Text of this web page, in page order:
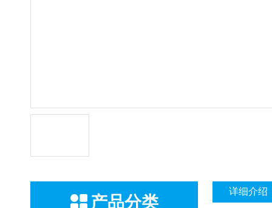
产品分类
详细介绍